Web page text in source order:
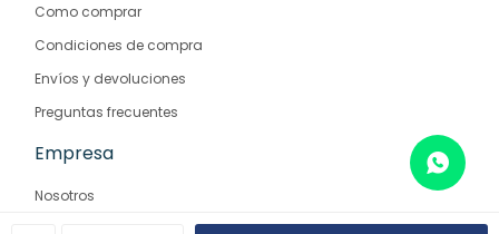
Como comprar
Condiciones de compra
Envíos y devoluciones
Preguntas frecuentes
Empresa
Nosotros